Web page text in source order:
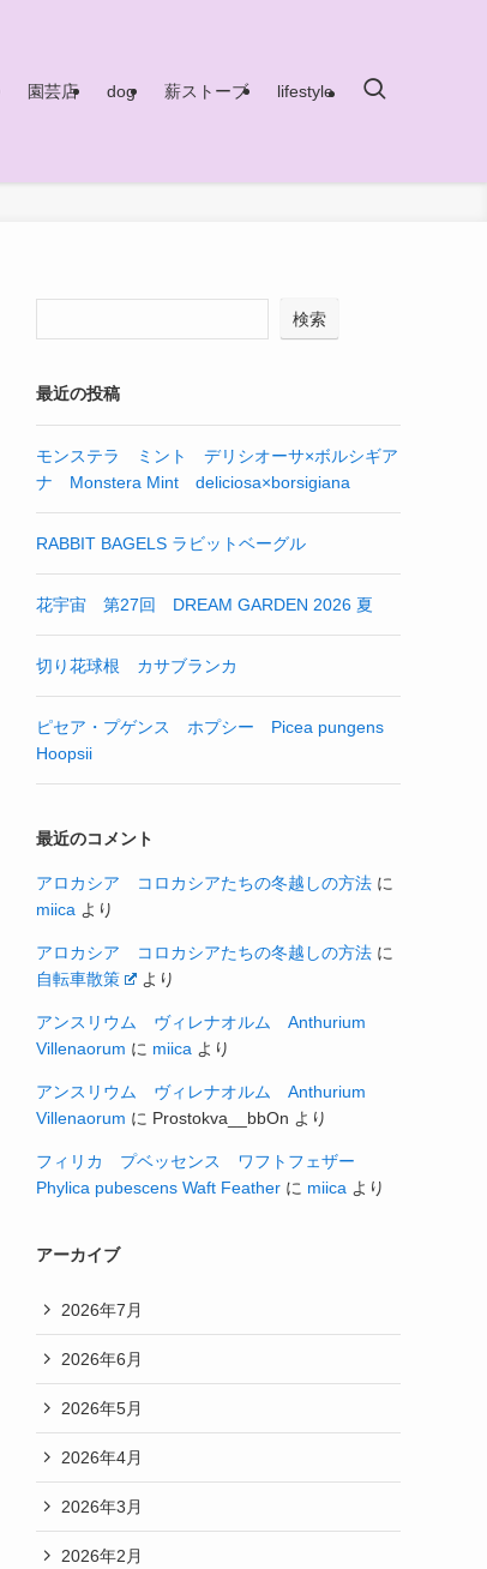
園芸店 dog 薪ストーブ lifestyle
検索
最近の投稿
モンステラ ミント デリシオーサ×ボルシギア
ナ Monstera Mint deliciosa×borsigiana
RABBIT BAGELS ラビットベーグル
花宇宙 第27回 DREAM GARDEN 2026 夏
切り花球根 カサブランカ
ピセア・プゲンス ホプシー Picea pungens
Hoopsii
最近のコメント
アロカシア コロカシアたちの冬越しの方法 に
miica より
アロカシア コロカシアたちの冬越しの方法 に
自転車散策
より
アンスリウム ヴィレナオルム Anthurium
Villenaorum に miica より
アンスリウム ヴィレナオルム Anthurium
Villenaorum に Prostokva__bbOn より
フィリカ プベッセンス ワフトフェザー
Phylica pubescens Waft Feather に miica より
アーカイブ
2026年7月
2026年6月
2026年5月
2026年4月
2026年3月
2026年2月